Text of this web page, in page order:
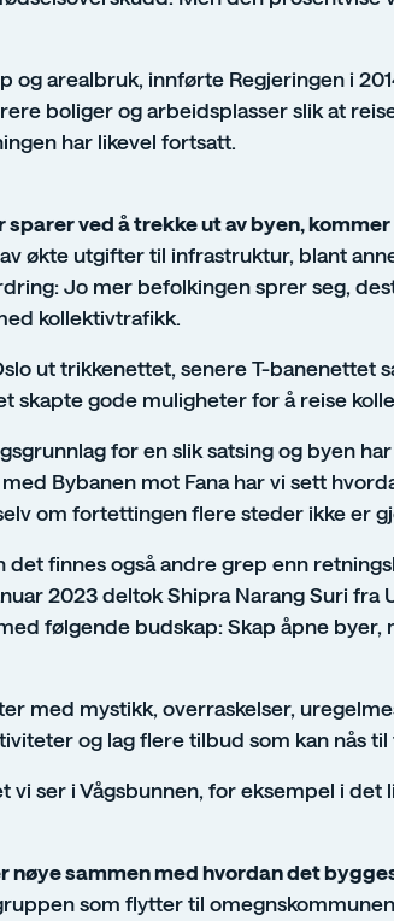
og arealbruk, innførte Regjeringen i
boliger og arbeidsplasser slik at
har likevel fortsatt.
ved å trekke ut av byen,
økte utgifter til infrastruktur, blant
Jo mer befolkingen sprer seg,
kollektivtrafikk.
ut trikkenettet, senere T-banenettet
skapte gode muligheter for å reise
for en slik satsing og byen
Bybanen mot Fana har vi sett
om fortettingen flere steder ikke er
finnes også andre grep enn
2023 deltok Shipra Narang Suri fra
følgende budskap: Skap åpne byer,
med mystikk, overraskelser,
og lag flere tilbud som kan nås til
vi ser i Vågsbunnen, for eksempel i det
sammen med hvordan det
som flytter til